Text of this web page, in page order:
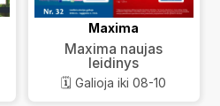
Maxima
Maxima naujas
leidinys
🗓️ Galioja iki 08-10